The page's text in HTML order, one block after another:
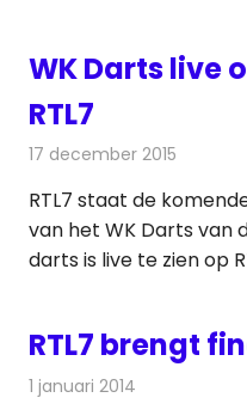
WK Darts live
RTL7
17 december 2015
RTL7 staat de
van het WK Darts van
darts is live te zien op
RTL7 brengt
1 januari 2014